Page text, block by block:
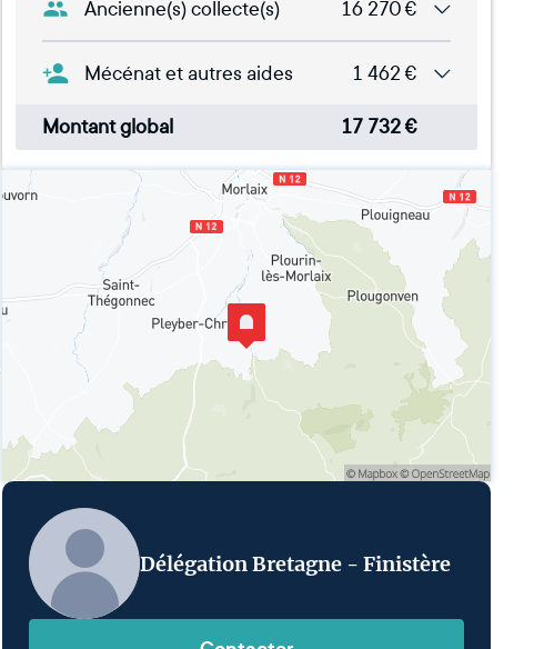
Ancienne(s) collecte(s) 16 270€
Mécénat et autres aides 1 462 €
Montant global 17 732€
Délégation Bretagne - Finistère